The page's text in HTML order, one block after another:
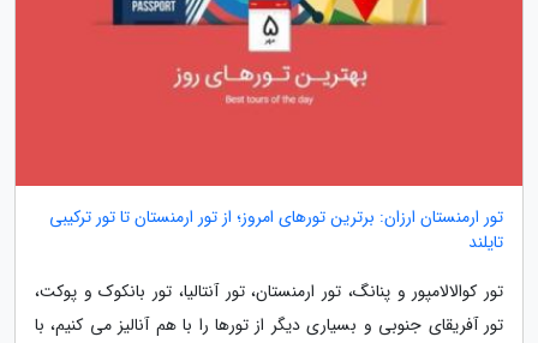
تور ارمنستان ارزان: برترین تورهای امروز؛ از تور ارمنستان تا تور ترکیبی
تایلند
تور کوالالامپور و پنانگ، تور ارمنستان، تور آنتالیا، تور بانکوک و پوکت،
تور آفریقای جنوبی و بسیاری دیگر از تورها را با هم آنالیز می کنیم، با